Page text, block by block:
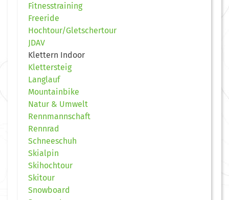
Fitnesstraining
Freeride
Hochtour/Gletschertour
JDAV
Klettern Indoor
Klettersteig
Langlauf
Mountainbike
Natur & Umwelt
Rennmannschaft
Rennrad
Schneeschuh
Skialpin
Skihochtour
Skitour
Snowboard